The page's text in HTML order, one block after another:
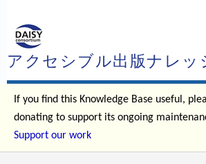
アクセシブル出版ナレッ
If you find this Knowledge Base useful,
donating to support its ongoing
Support our work